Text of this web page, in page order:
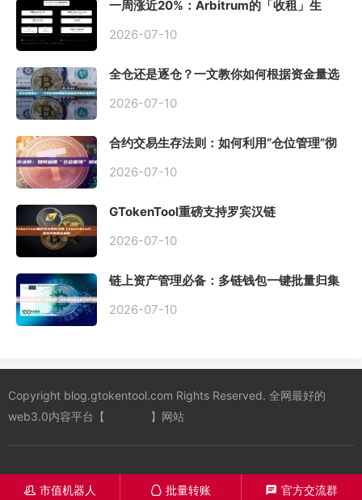
一周涨近20%：Arbitrum的「收租」生
2026-07-10
全仓还是逐仓？一文教你如何根据资金量选
2026-07-10
合约交易生存法则：如何利用“仓位管理”彻
2026-07-10
GTokenTool重磅支持罗宾汉链
2026-07-10
链上资产管理必备：多链钱包一键批量归集
2026-07-10
Copyright blog.gtokentool.com Rights Reserved. 全网最好的
web3.0内容平台【
】网站
󦋱 市值机器人 󦊱 批量转账 󦍁 官方交流群